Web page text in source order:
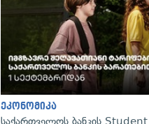
ეკონომიკა
საქართველოს ბანკის